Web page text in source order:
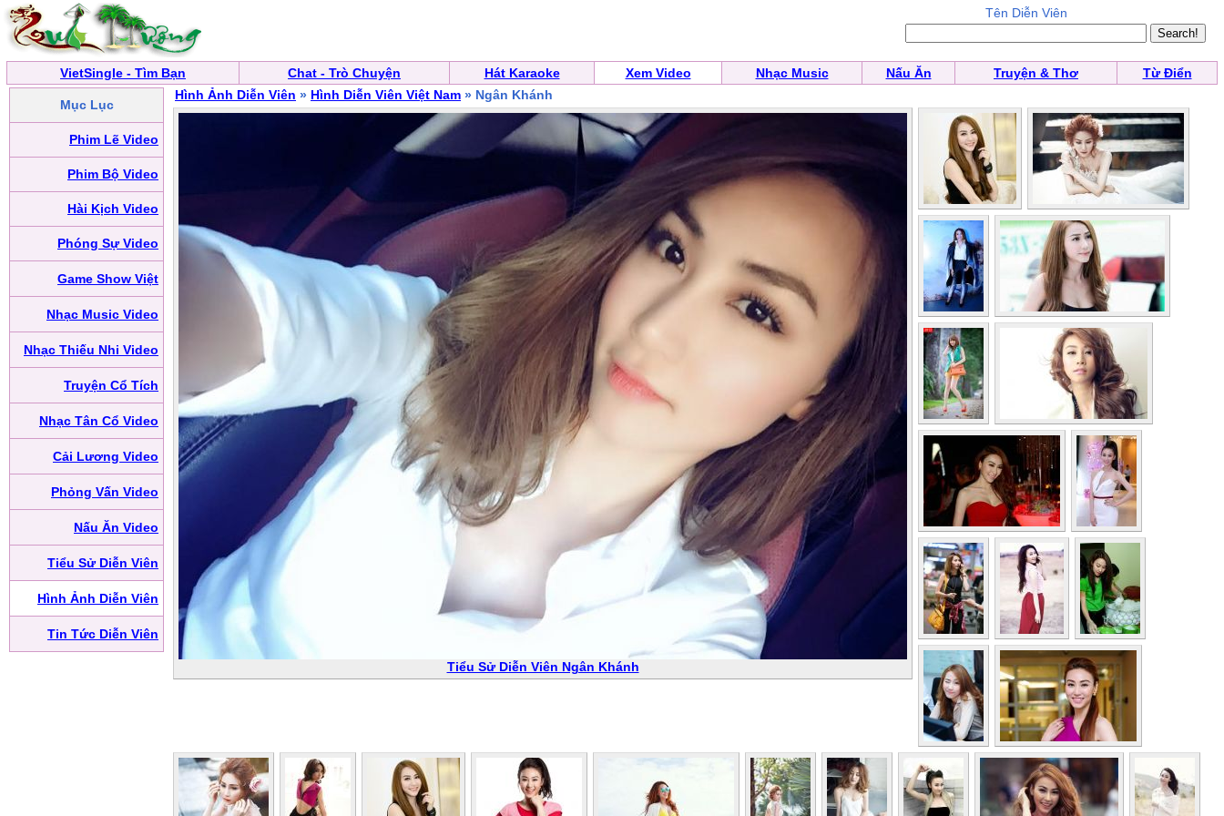
Tên Diễn Viên
VietSingle - Tìm Bạn Chat - Trò Chuyện Hát Karaoke Xem Video Nhạc Music Nấu Ăn Truyện & Thơ Từ Điển
Mục Lục
Phim Lẽ Video
Phim Bộ Video
Hài Kịch Video
Phóng Sự Video
Game Show Việt
Nhạc Music Video
Nhạc Thiếu Nhi Video
Truyện Cổ Tích
Nhạc Tân Cổ Video
Cải Lương Video
Phỏng Vấn Video
Nấu Ăn Video
Tiểu Sử Diễn Viên
Hình Ảnh Diễn Viên
Tin Tức Diễn Viên
Hình Ảnh Diễn Viên » Hình Diễn Viên Việt Nam » Ngân Khánh
Tiểu Sử Diễn Viên Ngân Khánh